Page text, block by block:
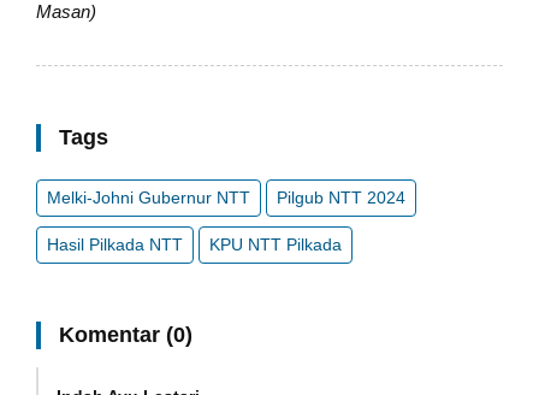
Masan)
Tags
Melki-Johni Gubernur NTT Pilgub NTT 2024
Hasil Pilkada NTT KPU NTT Pilkada
Komentar (0)